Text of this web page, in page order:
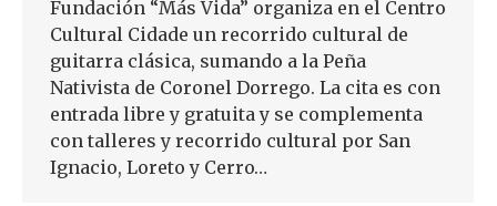
Fundación “Más Vida” organiza en el Centro
Cultural Cidade un recorrido cultural de
guitarra clásica, sumando a la Peña
Nativista de Coronel Dorrego. La cita es con
entrada libre y gratuita y se complementa
con talleres y recorrido cultural por San
Ignacio, Loreto y Cerro…